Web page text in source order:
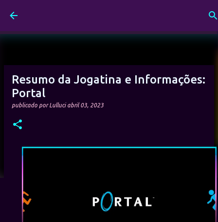
Resumo da Jogatina e Informações:
Portal
publicado porLulluci abril 03, 2023